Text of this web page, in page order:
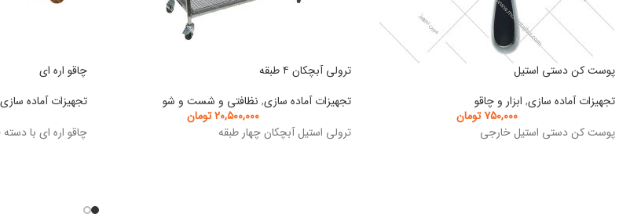
پوست کن دستی استیل
تجهیزات آماده سازی, ابزار و چاقو
۷۵۰,۰۰۰ تومان
پوست کن دستی استیل خارجی
ترولی آبچکان ۴ طبقه
تجهیزات آماده سازی, نظافتی و شست و شو
۲۰,۵۰۰,۰۰۰تومان
ترولی استیل آبچکان چهار طبقه
چاقو اره ای
تجهیزات آماده سازی
چاقو اره ای با